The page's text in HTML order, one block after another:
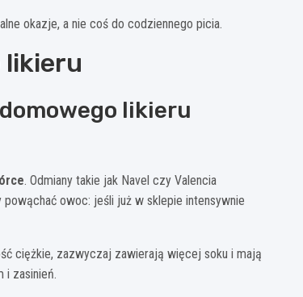
okazje, a nie coś do codziennego picia.
likieru
likieru
. Odmiany takie jak Navel czy Valencia
owoc: jeśli już w sklepie intensywnie
ciężkie, zazwyczaj zawierają więcej soku i mają
i zasinień.